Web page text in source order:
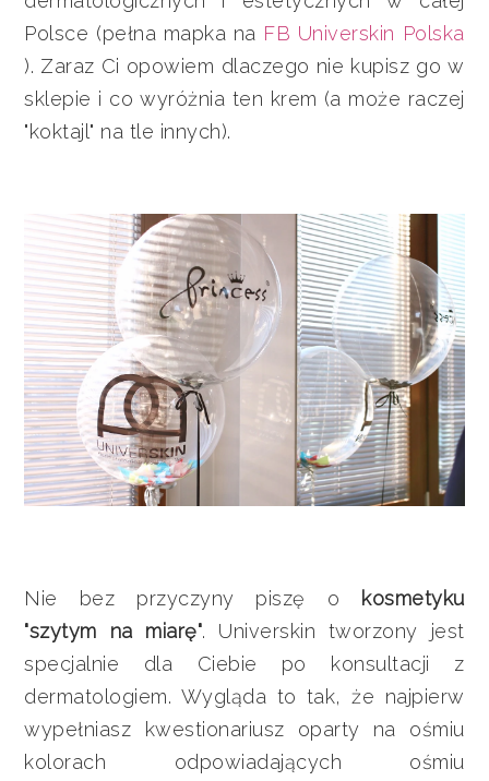
Polsce (pełna mapka na FB Universkin Polska
). Zaraz Ci opowiem dlaczego nie kupisz go w
sklepie i co wyróżnia ten krem (a może raczej
"koktajl" na tle innych).
Nie bez przyczyny piszę o kosmetyku
"szytym na miarę". Universkin tworzony jest
specjalnie dla Ciebie po konsultacji z
dermatologiem. Wygląda to tak, że najpierw
wypełniasz kwestionariusz oparty na ośmiu
kolorach odpowiadających ośmiu